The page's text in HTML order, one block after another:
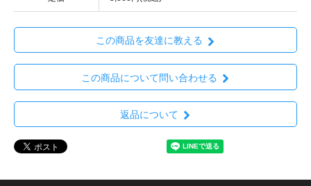
この商品を友達に教える
この商品について問い合わせる
返品について